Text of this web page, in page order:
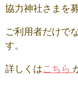
協力神社さまを
ご利用者だけで
す。
詳しくはこちら